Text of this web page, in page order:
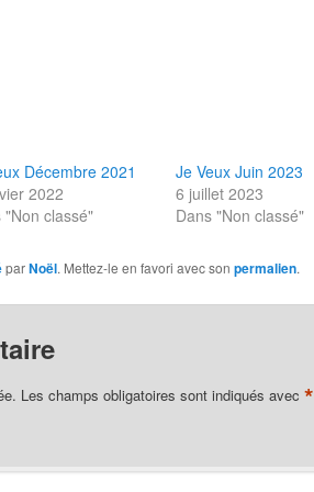
Décembre 2021
2022
"Non classé"
Je Veux Juin 2023
6 juillet 2023
Dans "Non classé"
parNoël. Mettez-le en favori avec son permalien.
Les champs obligatoires sont indiqués avec *